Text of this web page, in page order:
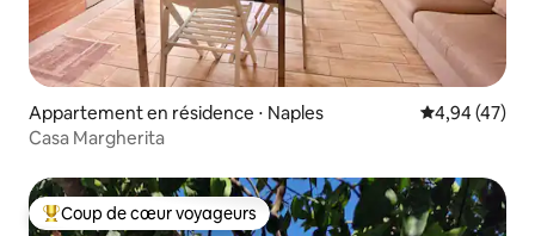
Appartement en résidence ⋅ Naples Évaluation
4,94 (47)
Casa Margherita
Coups de cœur voyageurs les plus appréciés
Coup de cœur voyageurs